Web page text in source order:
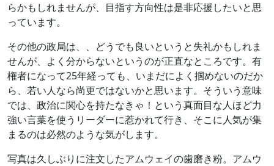
らかもしれませんが、目指す方向性は是非応援したいと思
っています。
その他の政局は、、どうでも良いというと失礼かもしれま
せんが、よく分からないというのが正直なところです。有
権者になって25年経っても、いまだによく掴めないのだか
ら、若い人なら尚更ではないかと思います。そういう意味
では、政治に関心を持たなきゃ！という真面目な人ほど力
強い言葉を使うリーダーに惹かれて行き、そこに人気が集
まるのは必然のような気がします。
写真は久しぶりに注文したアムウェイの歯磨き粉。アムウ